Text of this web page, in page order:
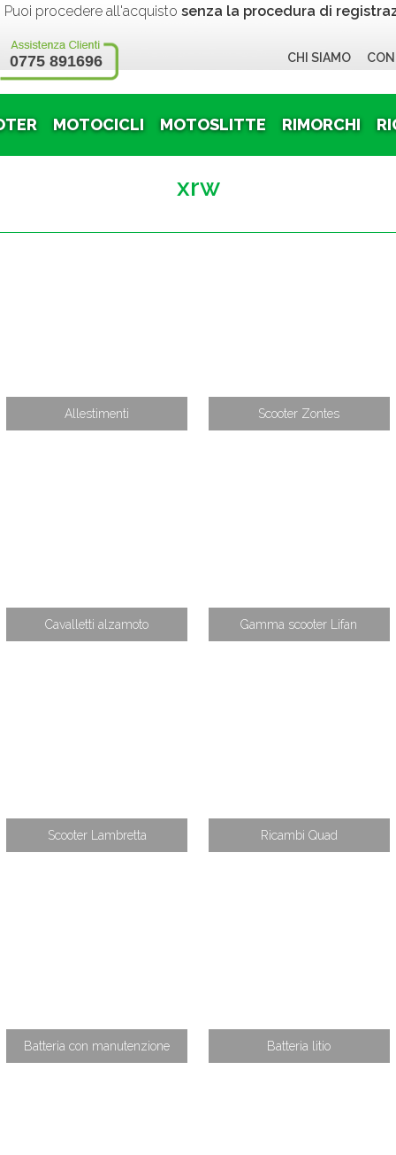
procedere all'acquisto senza la procedura di
0775 891696 CHI SIAMO
MOTOCICLI MOTOSLITTE RIMORCHI
xrw
Allestimenti Scooter Zontes
Cavalletti alzamoto Gamma scooter Lifan
Scooter Lambretta Ricambi Quad
Batteria con manutenzione Batteria litio